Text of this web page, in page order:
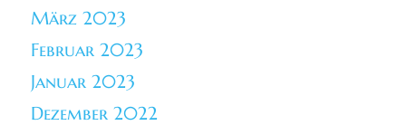
März 2023
Februar 2023
Januar 2023
Dezember 2022